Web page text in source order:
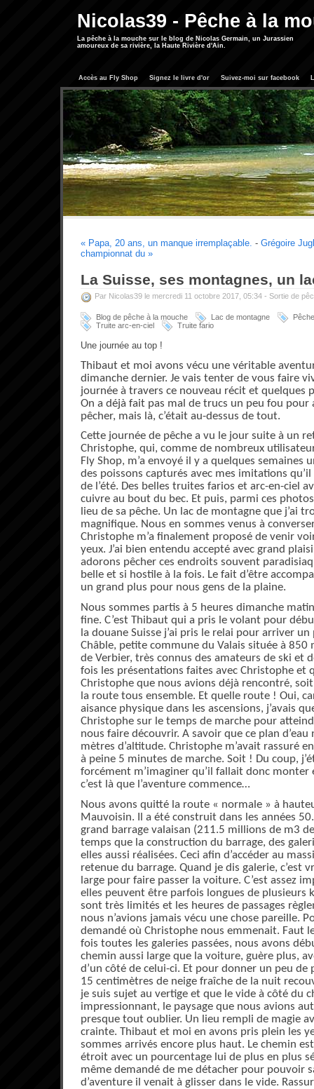
Nicolas39 - Pêche à la
La pêche à la mouche sur le blog de Nicolas Germain, un Jurassien
amoureux de sa rivière, la Haute Rivière d'Ain.
Accès au Fly Shop Signez le livre d'or Suivez-moi sur facebook
« Papa, 20 ans, un manque irremplaçable. - Grégoire
championnat du »
La Suisse, ses montagnes, un
Par Nicolas39 le mercredi 11 octobre 2017, 05:34 - Sortie de
Blog de pêche à la mouche Lac de montagne
Truite arc-en-ciel
Truite fario
Une journée au top !
Thibaut et moi avons vécu une véritable
dimanche dernier. Je vais tenter de vous faire
journée à travers ce nouveau récit et quelques
On a déjà fait pas mal de trucs un peu fou pour
pêcher, mais là, c’était au-dessus de tout.
Cette journée de pêche a vu le jour suite à un
Christophe, qui, comme de nombreux
Fly Shop, m’a envoyé il y a quelques semaines
des poissons capturés avec mes imitations
de l’été. Des belles truites farios et arc-en-ciel
cuivre au bout du bec. Et puis, parmi ces
lieu de sa pêche. Un lac de montagne que j’ai
magnifique. Nous en sommes venus à
Christophe m’a finalement proposé de venir
yeux. J’ai bien entendu accepté avec grand
adorons pêcher ces endroits souvent
belle et si hostile à la fois. Le fait d’être
un grand plus pour nous gens de la plaine.
Nous sommes partis à 5 heures dimanche
fine. C’est Thibaut qui a pris le volant pour
la douane Suisse j’ai pris le relai pour arriver
Châble, petite commune du Valais située à 850
de Verbier, très connus des amateurs de ski et
fois les présentations faites avec Christophe et
Christophe que nous avions déjà rencontré,
la route tous ensemble. Et quelle route ! Oui,
aisance physique dans les ascensions, j’avais
Christophe sur le temps de marche pour
nous faire découvrir. A savoir que ce plan
mètres d’altitude. Christophe m’avait rassuré
à peine 5 minutes de marche. Soit ! Du coup,
forcément m’imaginer qu’il fallait donc monter
c’est là que l’aventure commence…
Nous avons quitté la route « normale » à
Mauvoisin. Il a été construit dans les années
grand barrage valaisan (211.5 millions de m3
temps que la construction du barrage, des
elles aussi réalisées. Ceci afin d’accéder au
retenue du barrage. Quand je dis galerie, c’est
large pour faire passer la voiture. C’est assez
elles peuvent être parfois longues de plusieurs
sont très limités et les heures de passages
nous n’avions jamais vécu une chose pareille.
demandé où Christophe nous emmenait. Faut
fois toutes les galeries passées, nous avons
chemin aussi large que la voiture, guère plus,
d’un côté de celui-ci. Et pour donner un peu de
15 centimètres de neige fraîche de la nuit
je suis sujet au vertige et que le vide à côté du
impressionnant, le paysage que nous avions
presque tout oublier. Un lieu rempli de magie
crainte. Thibaut et moi en avons pris plein les
sommes arrivés encore plus haut. Le chemin
étroit avec un pourcentage lui de plus en plus
même demandé de me détacher pour pouvoir
d’aventure il venait à glisser dans le vide.